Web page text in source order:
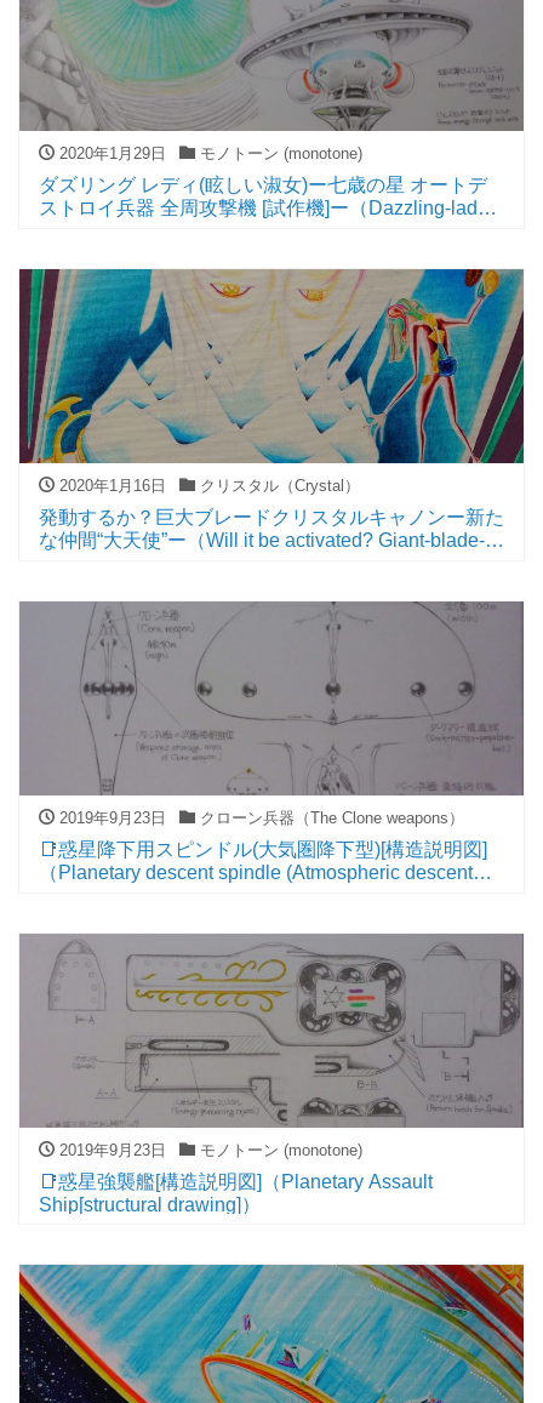
2020年1月29日 モノトーン (monotone)
ダズリング レディ(眩しい淑女)ー七歳の星 オートデ
ストロイ兵器 全周攻撃機 [試作機]ー（Dazzling-lady
2020年1月16日 クリスタル（Crystal）
発動するか？巨大ブレードクリスタルキャノンー新た
な仲間“大天使”ー（Will it be activated? Giant-blade-
2019年9月23日 クローン兵器（The Clone weapons）
📑惑星降下用スピンドル(大気圏降下型)[構造説明図]
（Planetary descent spindle (Atmospheric descent
2019年9月23日 モノトーン (monotone)
📑惑星強襲艦[構造説明図]（Planetary Assault
Ship[structural drawing]）